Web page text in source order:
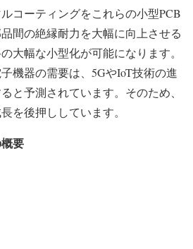
コーティングをこれらの小型PCB
間の絶縁耐力を大幅に向上させる
大幅な小型化が可能になります。
機器の需要は、5GやIoT技術の進
と予測されています。そのため、
を後押ししています。
要